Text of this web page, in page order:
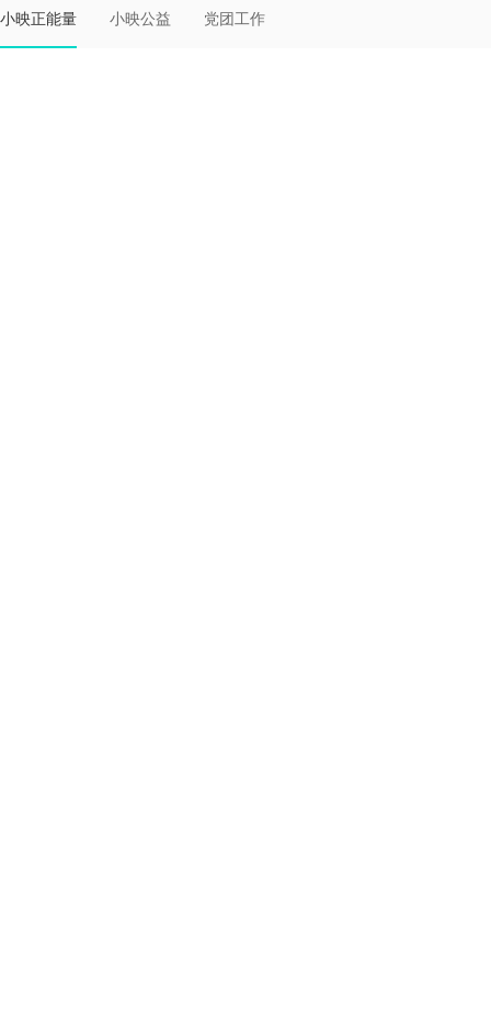
小映正能量 小映公益 党团工作